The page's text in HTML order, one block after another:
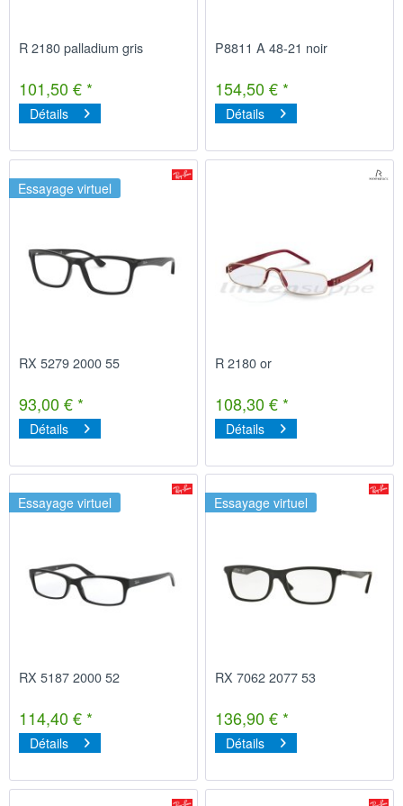
R 2180 palladium gris
101,50 € *
Détails
P8811 A 48-21 noir
154,50 € *
Détails
Essayage virtuel
RX 5279 2000 55
93,00 € *
Détails
R 2180 or
108,30 € *
Détails
Essayage virtuel
RX 5187 2000 52
114,40 € *
Détails
Essayage virtuel
RX 7062 2077 53
136,90 € *
Détails